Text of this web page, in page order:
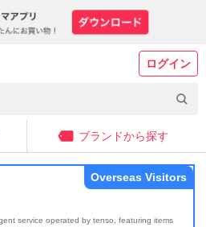
ログイン
ブランドから探す
service operated by tenso, featuring items
Overseas Visitors